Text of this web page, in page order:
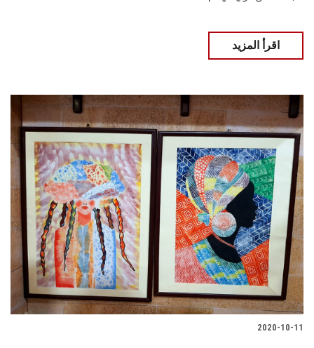
اقرأ المزيد
2020-10-11